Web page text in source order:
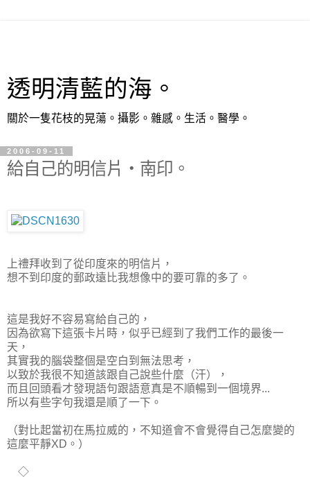
透明清藍的海。
關於一隻花枝的晃蕩。攝影。雜感。生活。醫學。
2006-09-11
給自己的明信片‧南印。
上禮拜收到了從印度來的明信片，
想不到印度的郵政遠比我想像中的要可靠的多了。
這是我好不容易寫給自己的，
因為欲寫下這張卡片時，似乎已經到了我們工作的最後一
天，
其實我的腦袋整個是空白到無法思考，
以致於我很不知道該跟自己說些什麼（汗），
而且回頭看才發現語句跟語意真是不順暢到一個境界...
所以有些字句我還是順了一下。
（對比起當初在馬拉威的，不知道會不會覺得自己怎麼變的
這麼平靜XD。）
◇